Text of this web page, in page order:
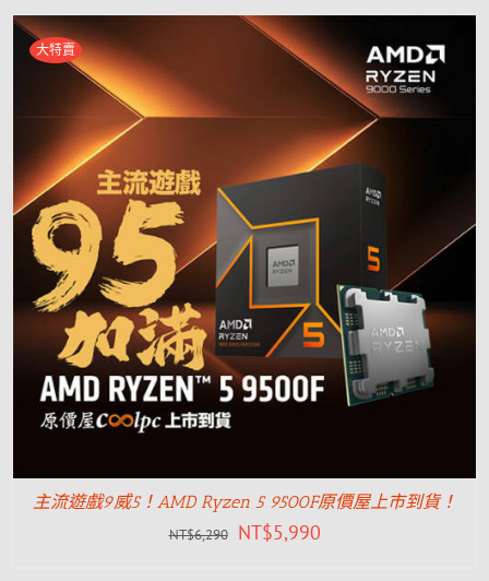
大特賣
主流遊戲9威5！AMD Ryzen 5 9500F原價屋上市到貨！
NT$6,290 NT$5,990